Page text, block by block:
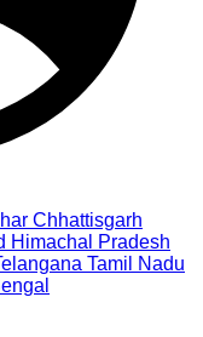
Chhattisgarh
Himachal Pradesh
Tamil Nadu